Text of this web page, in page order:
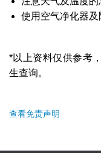
使用空气净化器
*以上资料仅供参考
生查询。
查看免责声明